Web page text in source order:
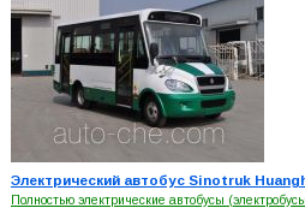
Электрический автобус Sinotruk
Полностью электрические автобусы